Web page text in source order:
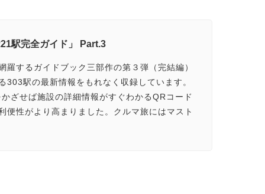
駅完全ガイド」 Part.3
羅するガイドブック三部作の第３弾（完結編）
303駅の最新情報をもれなく収録しています。
ざせば施設の詳細情報がすぐわかるQRコード
便性がより高まりました。クルマ旅にはマスト